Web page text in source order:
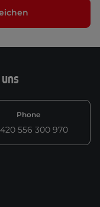
Phone
556 300 970